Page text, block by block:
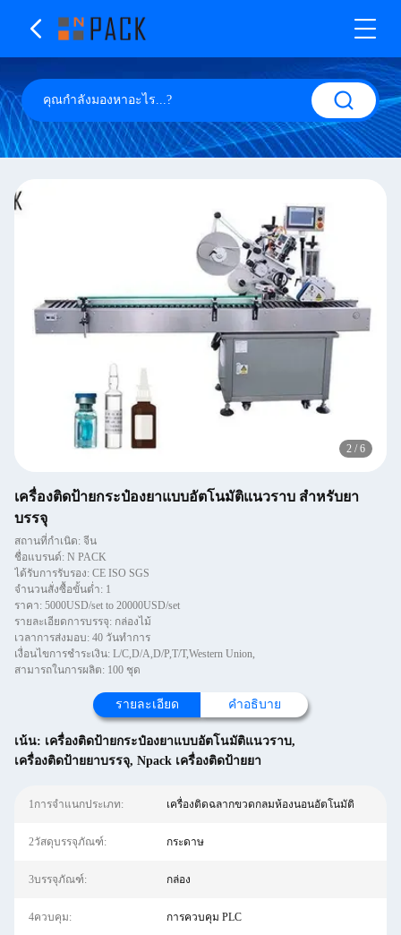
2 / 6
เครื่องติดป้ายกระป๋องยาแบบอัตโนมัติแนวราบ สําหรับยา
บรรจุ
สถานที่กำเนิด: จีน
ชื่อแบรนด์: N PACK
ได้รับการรับรอง: CE ISO SGS
จำนวนสั่งซื้อขั้นต่ำ: 1
ราคา: 5000USD/set to 20000USD/set
รายละเอียดการบรรจุ: กล่องไม้
เวลาการส่งมอบ: 40 วันทำการ
เงื่อนไขการชำระเงิน: L/C,D/A,D/P,T/T,Western Union,
สามารถในการผลิต: 100 ชุด
รายละเอียด คําอธิบาย
เน้น: เครื่องติดป้ายกระป๋องยาแบบอัตโนมัติแนวราบ,
เครื่องติดป้ายยาบรรจุ, Npack เครื่องติดป้ายยา
1การจำแนกประเภท: เครื่องติดฉลากขวดกลมห้องนอนอัตโนมัติ
2วัสดุบรรจุภัณฑ์: กระดาษ
3บรรจุภัณฑ์: กล่อง
4ควบคุม: การควบคุม PLC